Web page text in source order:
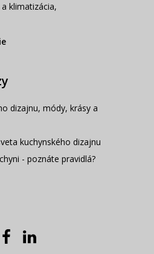
klimatizácia,
dizajnu, módy, krásy a
kuchynského dizajnu
- poznáte pravidlá?